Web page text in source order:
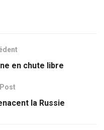
en chute libre
la Russie